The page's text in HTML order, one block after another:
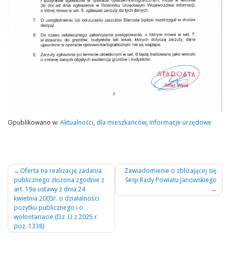
Opublikowano w: Aktualności, dla mieszkańców, Informacje urzędowe
Nawigacja
wpisu
Oferta na realizację zadania
publicznego złożona zgodnie z
art. 19a ustawy z dnia 24
kwietnia 2003r. o działalności
pożytku publicznego i o
wolontariacie (Dz. U z 2025 r.
poz. 1338)
Zawiadomienie o zbliżającej się
Sesji Rady Powiatu Janowskiego